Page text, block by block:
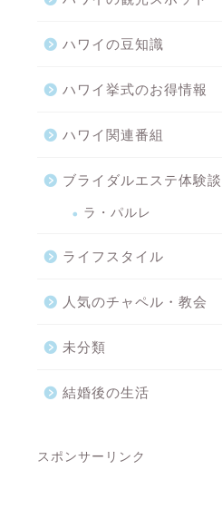
ハワイの豆知識
ハワイ挙式のお得情報
ハワイ関連番組
ブライダルエステ体験談
ラ・パルレ
ライフスタイル
人気のチャペル・教会
未分類
結婚後の生活
スポンサーリンク